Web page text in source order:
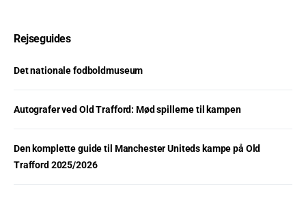
Rejseguides
Det nationale fodboldmuseum
Autografer ved Old Trafford: Mød spillerne til kampen
Den komplette guide til Manchester Uniteds kampe på Old
Trafford 2025/2026